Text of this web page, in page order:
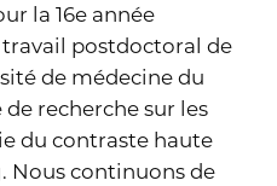
la 16e année
postdoctoral de
de médecine du
recherche sur les
du contraste haute
Nous continuons de